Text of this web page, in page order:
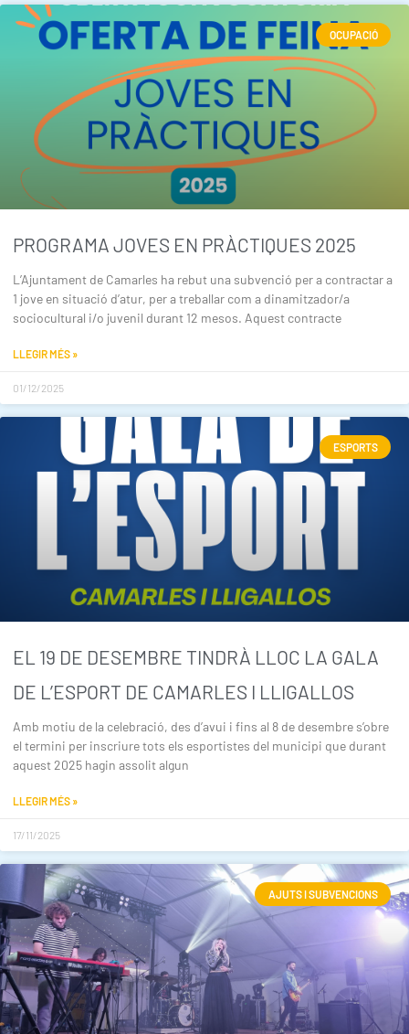
OCUPACIÓ
PROGRAMA JOVES EN PRÀCTIQUES 2025
L’Ajuntament de Camarles ha rebut una subvenció per a contractar a
1 jove en situació d’atur, per a treballar com a dinamitzador/a
sociocultural i/o juvenil durant 12 mesos. Aquest contracte
LLEGIR MÉS »
01/12/2025
ESPORTS
EL 19 DE DESEMBRE TINDRÀ LLOC LA GALA
DE L’ESPORT DE CAMARLES I LLIGALLOS
Amb motiu de la celebració, des d’avui i fins al 8 de desembre s’obre
el termini per inscriure tots els esportistes del municipi que durant
aquest 2025 hagin assolit algun
LLEGIR MÉS »
17/11/2025
AJUTS I SUBVENCIONS